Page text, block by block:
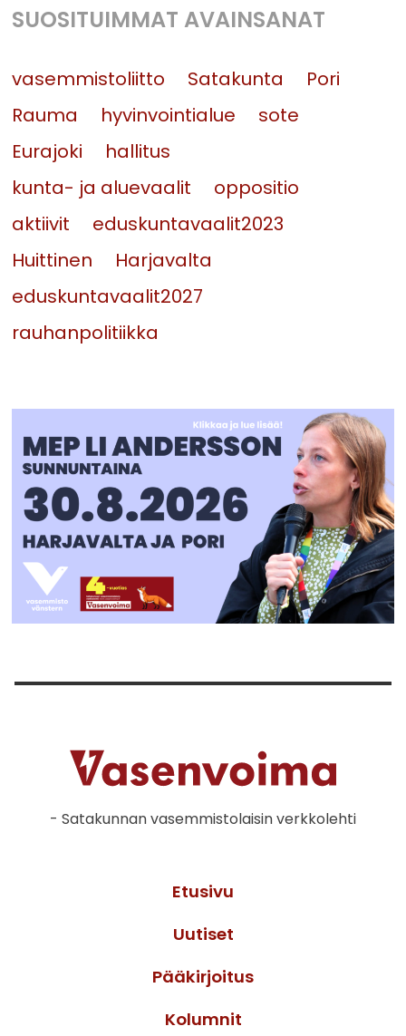
SUOSITUIMMAT AVAINSANAT
vasemmistoliitto Satakunta
Pori
Rauma
hyvinvointialue
sote
Eurajoki
hallitus
kunta- ja aluevaalit
oppositio
aktiivit
eduskuntavaalit2023
Huittinen
Harjavalta
eduskuntavaalit2027
rauhanpolitiikka
- Satakunnan vasemmistolaisin verkkolehti
Etusivu
Uutiset
Pääkirjoitus
Kolumnit